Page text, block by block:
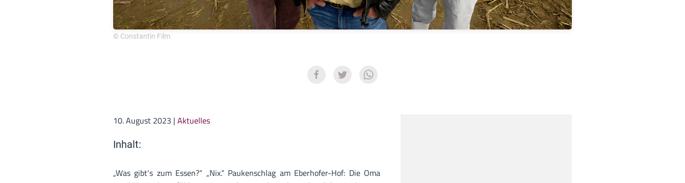
© Constantin Film
10. August 2023 | Aktuelles
Inhalt:
„Was gibt‘s zum Essen?“ „Nix.“ Paukenschlag am Eberhofer-Hof: Die Oma